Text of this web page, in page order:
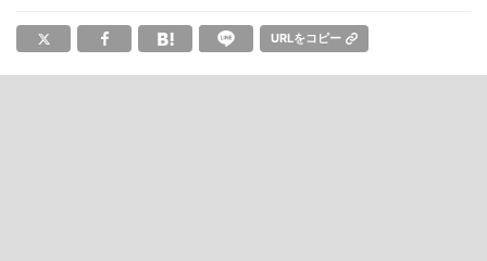
URLをコピー